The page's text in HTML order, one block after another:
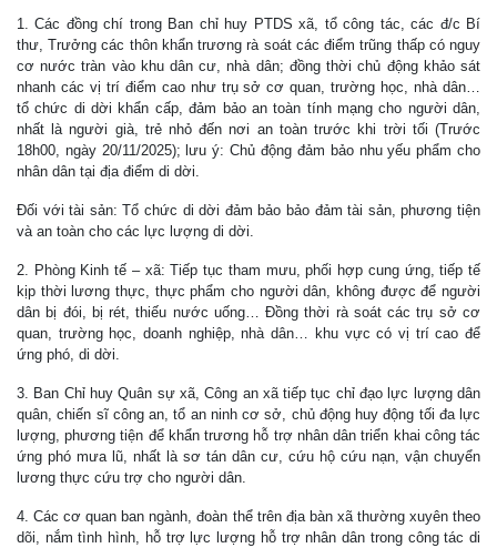
1. Các đồng chí trong Ban chỉ huy PTDS xã, tổ công tác, các đ/c Bí
thư, Trưởng các thôn khẩn trương rà soát các điểm trũng thấp có nguy
cơ nước tràn vào khu dân cư, nhà dân; đồng thời chủ động khảo sát
nhanh các vị trí điểm cao như trụ sở cơ quan, trường học, nhà dân…
tổ chức di dời khẩn cấp, đảm bảo an toàn tính mạng cho người dân,
nhất là người già, trẻ nhỏ đến nơi an toàn trước khi trời tối (Trước
18h00, ngày 20/11/2025); lưu ý: Chủ động đảm bảo nhu yếu phẩm cho
nhân dân tại địa điểm di dời.
Đối với tài sản: Tổ chức di dời đảm bảo bảo đảm tài sản, phương tiện
và an toàn cho các lực lượng di dời.
2. Phòng Kinh tế – xã: Tiếp tục tham mưu, phối hợp cung ứng, tiếp tế
kịp thời lương thực, thực phẩm cho người dân, không được để người
dân bị đói, bị rét, thiếu nước uống… Đồng thời rà soát các trụ sở cơ
quan, trường học, doanh nghiệp, nhà dân… khu vực có vị trí cao để
ứng phó, di dời.
3. Ban Chỉ huy Quân sự xã, Công an xã tiếp tục chỉ đạo lực lượng dân
quân, chiến sĩ công an, tổ an ninh cơ sở, chủ động huy động tối đa lực
lượng, phương tiện để khẩn trương hỗ trợ nhân dân triển khai công tác
ứng phó mưa lũ, nhất là sơ tán dân cư, cứu hộ cứu nạn, vận chuyển
lương thực cứu trợ cho người dân.
4. Các cơ quan ban ngành, đoàn thể trên địa bàn xã thường xuyên theo
dõi, nắm tình hình, hỗ trợ lực lượng hỗ trợ nhân dân trong công tác di